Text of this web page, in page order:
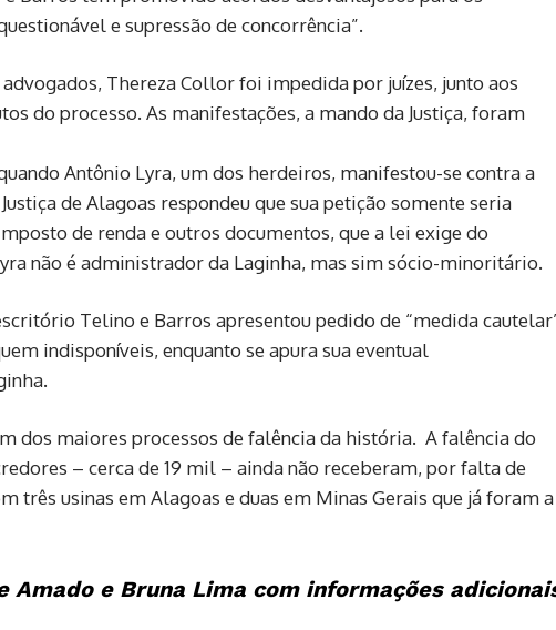
e supressão de concorrência”.
Thereza Collor foi impedida por juízes, junto aos
do processo. As manifestações, a mando da Justiça, foram
Antônio Lyra, um dos herdeiros, manifestou-se contra a
de Alagoas respondeu que sua petição somente seria
de renda e outros documentos, que a lei exige do
não é administrador da Laginha, mas sim sócio-minoritário.
Telino e Barros apresentou pedido de “medida
indisponíveis, enquanto se apura sua eventual
dos maiores processos de falência da história. A falência do
– cerca de 19 mil – ainda não receberam, por falta de
três usinas em Alagoas e duas em Minas Gerais que já foram a
Amado e Bruna Lima com informações